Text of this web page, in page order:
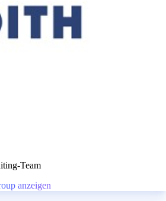
Team
anzeigen